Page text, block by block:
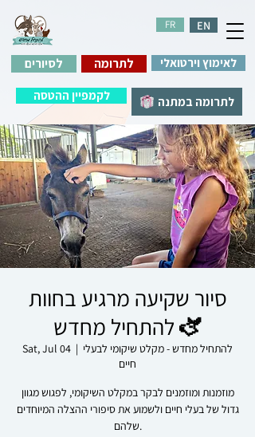
EN
FR
לתרומה לאימוץ וירטואלי
לתרומה במתנה
לסיורים
לקמפיין ההטסה
סיור שקיעה מרגיע בחוות
להתחיל מחדש 🫏
Sat, Jul 04
  |
להתחיל מחדש - מקלט שיקומי לבעלי
חיים
מוזמנות ומוזמנים לבקר במקלט השיקומי, לפגוש מגוון
גדול של בעלי חיים ולשמוע את סיפורי ההצלה המיוחדים
שלהם.